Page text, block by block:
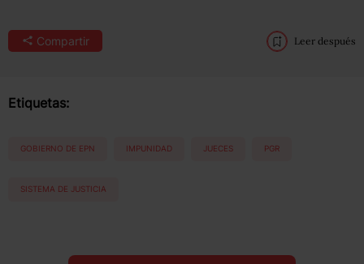
Compartir Leer después
Etiquetas:
GOBIERNO DE EPN IMPUNIDAD JUECES PGR
SISTEMA DE JUSTICIA